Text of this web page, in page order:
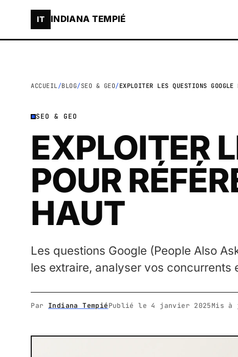
IT INDIANA TEMPIÉ
ACCUEIL BLOG SEO & GEO EXPLOITER LES QUESTIONS
SEO & GEO
EXPLOITER
POUR
HAUT
Les questions Google (People Also
les extraire, analyser vos concurrents
Par Indiana TempiéPublié le 4 janvier 2025Mis